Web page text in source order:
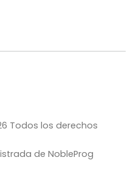
Todos los derechos
de NobleProg